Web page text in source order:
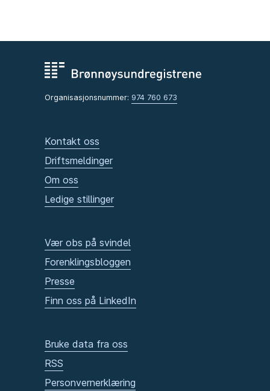
Organisasjonsnummer: 974 760 673
Kontakt oss
Driftsmeldinger
Om oss
Ledige stillinger
Vær obs på svindel
Forenklingsbloggen
Presse
Finn oss på LinkedIn
Bruke data fra oss
RSS
Personvernerklæring